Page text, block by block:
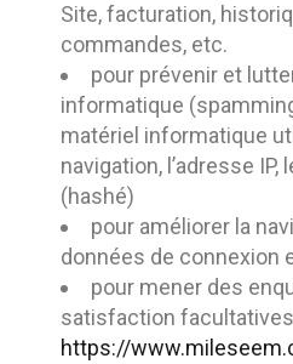
Site, facturation,
commandes, etc.
pour prévenir et
informatique
matériel informatique
navigation, l’adresse
(hashé)
pour améliorer la
données de connexion
pour mener des
satisfaction
https://